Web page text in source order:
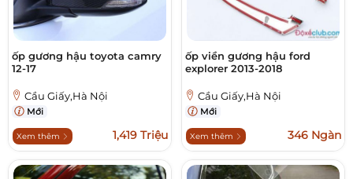
ốp gương hậu toyota camry
12-17
Cầu Giấy,Hà Nội
Mới
Xem thêm 1,419 Triệu
ốp viền gương hậu ford
explorer 2013-2018
Cầu Giấy,Hà Nội
Mới
Xem thêm 346 Ngàn